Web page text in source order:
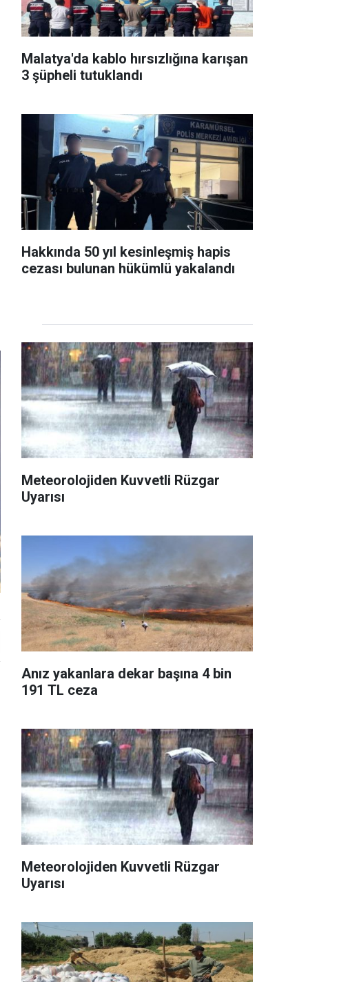
Malatya'da kablo hırsızlığına karışan
3 şüpheli tutuklandı
Hakkında 50 yıl kesinleşmiş hapis
cezası bulunan hükümlü yakalandı
Meteorolojiden Kuvvetli Rüzgar
Uyarısı
Anız yakanlara dekar başına 4 bin
191 TL ceza
Meteorolojiden Kuvvetli Rüzgar
Uyarısı